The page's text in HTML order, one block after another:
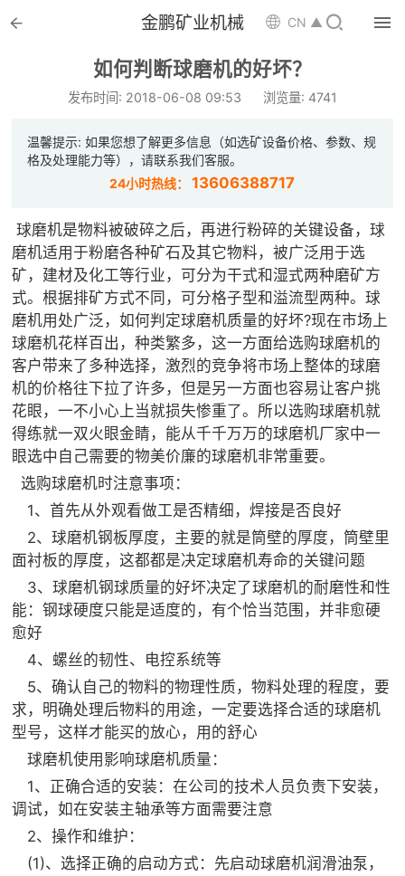
 金鹏矿业机械 CN ▲ 
如何判断球磨机的好坏？
发布时间: 2018-06-08 09:53 浏览量: 4741
温馨提示: 如果您想了解更多信息（如选矿设备价格、参数、规
格及处理能力等），请联系我们客服。
24小时热线：13606388717
球磨机是物料被破碎之后，再进行粉碎的关键设备，球
磨机适用于粉磨各种矿石及其它物料，被广泛用于选
矿，建材及化工等行业，可分为干式和湿式两种磨矿方
式。根据排矿方式不同，可分格子型和溢流型两种。球
磨机用处广泛，如何判定球磨机质量的好坏?现在市场上
球磨机花样百出，种类繁多，这一方面给选购球磨机的
客户带来了多种选择，激烈的竞争将市场上整体的球磨
机的价格往下拉了许多，但是另一方面也容易让客户挑
花眼，一不小心上当就损失惨重了。所以选购球磨机就
得练就一双火眼金睛，能从千千万万的球磨机厂家中一
眼选中自己需要的物美价廉的球磨机非常重要。
选购球磨机时注意事项：
1、首先从外观看做工是否精细，焊接是否良好
2、球磨机钢板厚度，主要的就是筒壁的厚度，筒壁里
面衬板的厚度，这都都是决定球磨机寿命的关键问题
3、球磨机钢球质量的好坏决定了球磨机的耐磨性和性
能：钢球硬度只能是适度的，有个恰当范围，并非愈硬
愈好
4、螺丝的韧性、电控系统等
5、确认自己的物料的物理性质，物料处理的程度，要
求，明确处理后物料的用途，一定要选择合适的球磨机
型号，这样才能买的放心，用的舒心
球磨机使用影响球磨机质量：
1、正确合适的安装：在公司的技术人员负责下安装，
调试，如在安装主轴承等方面需要注意
2、操作和维护：
(1)、选择正确的启动方式：先启动球磨机润滑油泵，

 选矿设备
 配件耗材

 选矿总包
 案例中心
 服务体系
 新闻中心
 矿山设计院
 选矿实验室
 关于金鹏
发展历程
专家团队